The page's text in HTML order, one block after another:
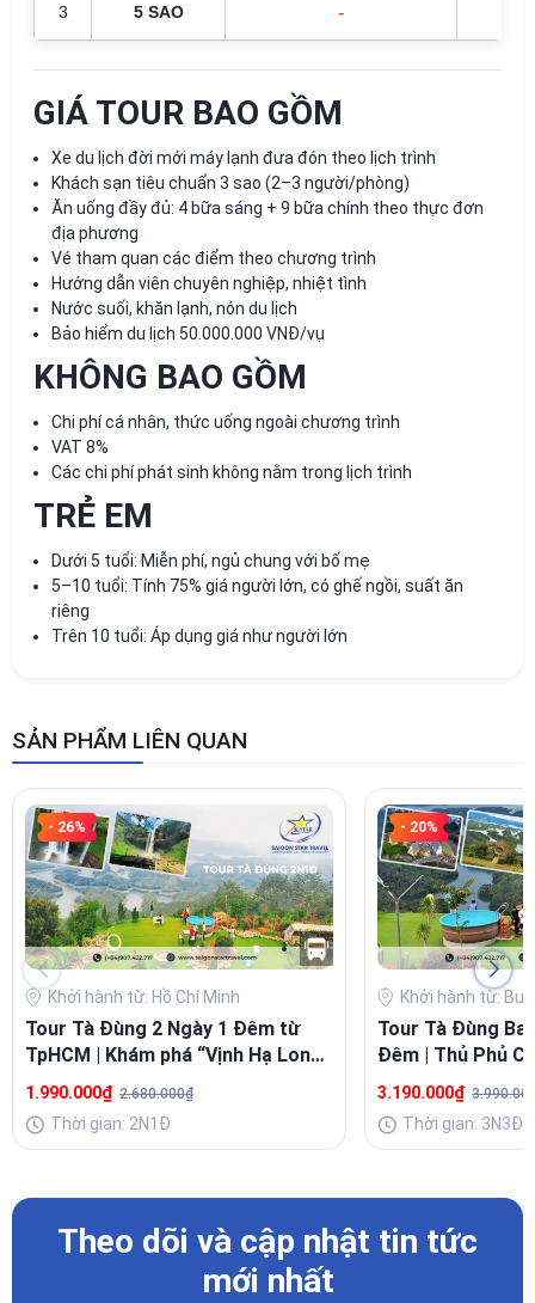
3 5 SAO -
GIÁ TOUR BAO GỒM
Xe du lịch đời mới máy lạnh đưa đón theo lịch trình
Khách sạn tiêu chuẩn 3 sao (2–3 người/phòng)
Ăn uống đầy đủ: 4 bữa sáng + 9 bữa chính theo thực đơn
địa phương
Vé tham quan các điểm theo chương trình
Hướng dẫn viên chuyên nghiệp, nhiệt tình
Nước suối, khăn lạnh, nón du lịch
Bảo hiểm du lịch 50.000.000 VNĐ/vụ
KHÔNG BAO GỒM
Chi phí cá nhân, thức uống ngoài chương trình
VAT 8%
Các chi phí phát sinh không nằm trong lịch trình
TRẺ EM
Dưới 5 tuổi: Miễn phí, ngủ chung với bố mẹ
5–10 tuổi: Tính 75% giá người lớn, có ghế ngồi, suất ăn
riêng
Trên 10 tuổi: Áp dụng giá như người lớn
SẢN PHẨM LIÊN QUAN
- 26%
Khởi hành từ: Hồ Chí Minh
Tour Tà Đùng 2 Ngày 1 Đêm từ
TpHCM | Khám phá “Vịnh Hạ Long”
Tây Nguyên
1.990.000₫ 2.680.000₫
Thời gian: 2N1Đ
- 20%
Khởi hành từ:
Tour Tà Đùng
Đêm | Thủ Phủ
Draynur - KDL
3.190.000₫
Thời gian: 3N3Đ
Theo dõi và cập nhật tin tức
mới nhất